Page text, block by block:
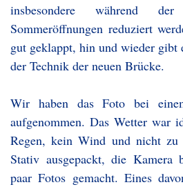
insbesondere während
Sommeröffnungen reduziert
gut geklappt, hin und wieder gibt
der Technik der neuen Brücke.
Wir haben das Foto bei
aufgenommen. Das Wetter war
Regen, kein Wind und nicht
Stativ ausgepackt, die Kamera
paar Fotos gemacht. Eines